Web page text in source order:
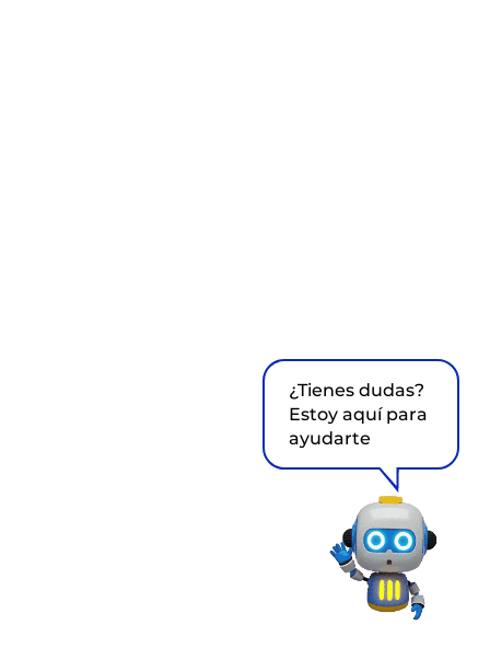
¿Tienes dudas?
Estoy aquí para
ayudarte